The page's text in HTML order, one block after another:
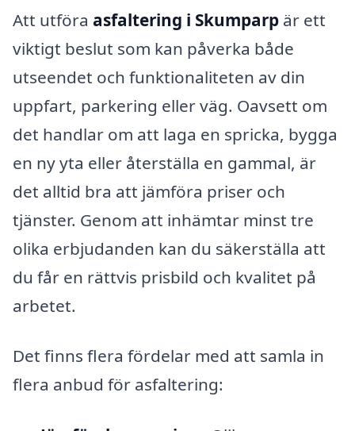
Att utföra asfaltering i Skumparp är ett
viktigt beslut som kan påverka både
utseendet och funktionaliteten av din
uppfart, parkering eller väg. Oavsett om
det handlar om att laga en spricka, bygga
en ny yta eller återställa en gammal, är
det alltid bra att jämföra priser och
tjänster. Genom att inhämtar minst tre
olika erbjudanden kan du säkerställa att
du får en rättvis prisbild och kvalitet på
arbetet.
Det finns flera fördelar med att samla in
flera anbud för asfaltering: